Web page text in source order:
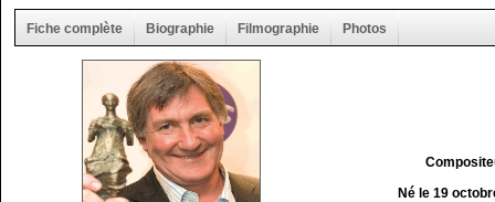
Fiche complète Biographie Filmographie Photos
Né le 19